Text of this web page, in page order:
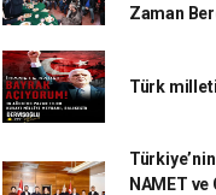
Zaman
Türk
NAMET